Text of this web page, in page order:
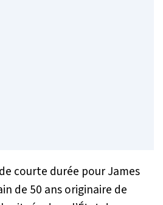
courte durée pour James
de 50 ans originaire de